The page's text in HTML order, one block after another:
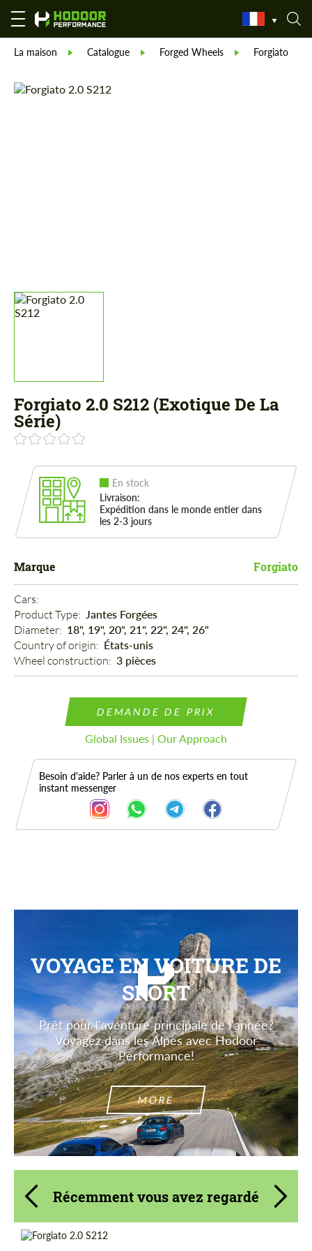
La maison Catalogue Forged Wheels Forgiato
Forgiato 2.0 S212 (Exotique De La
Série)
En stock
Livraison:
Expédition dans le monde entier dans
les 2-3 jours
Marque Forgiato
Cars:
Product Type: Jantes Forgées
Diameter: 18", 19", 20", 21", 22", 24", 26"
Country of origin: États-unis
Wheel construction: 3 pièces
DEMANDE DE PRIX
Global Issues | Our Approach
Besoin d'aide? Parler à un de nos experts en tout
instant messenger
VOYAGE EN VOITURE DE
SPORT
Prêt pour l'aventure principale de l'année?
Voyagez dans les Alpes avec Hodoor
Performance!
MORE
Récemment vous avez regardé